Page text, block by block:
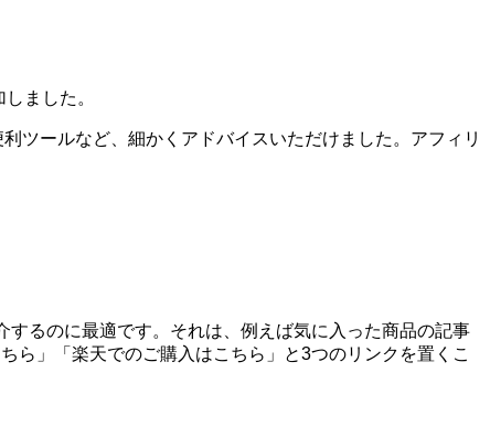
ました。
ツールなど、細かくアドバイスいただけました。アフィリ
るのに最適です。それは、例えば気に入った商品の記事
ら」「楽天でのご購入はこちら」と3つのリンクを置くこ